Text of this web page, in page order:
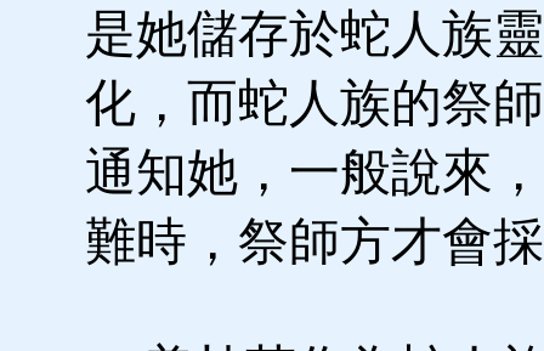
是她儲存於蛇人族
化，而蛇人族的祭
通知她，一般說來
難時，祭師方才會